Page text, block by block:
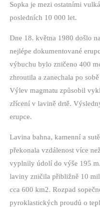
Sopka je mezi ostatními
posledních 10 000 let.
Dne 18. května 1980 došlo
nejlépe dokumentované
výbuchu bylo zničeno 400
zhroutila a zanechala po
Výlev magmatu způsobil
zřícení v lavině drtě.
erupce.
Lavina bahna, kamenní a
překonala vzdálenost více
vyplnily údolí do výše 195
laviny zničila přibližně 10
cca 600 km2. Rozpad
pyroklastických proudů o